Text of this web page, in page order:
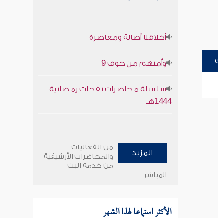
أخلاقنا أصالة ومعاصرة
وأمنهم من خوف 9
سلسلة محاضرات نفحات رمضانية
1444هـ
المزيد
من الفعاليات
والمحاضرات الأرشيفية
من خدمة البث
المباشر
الأكثر استماعا لهذا الشهر